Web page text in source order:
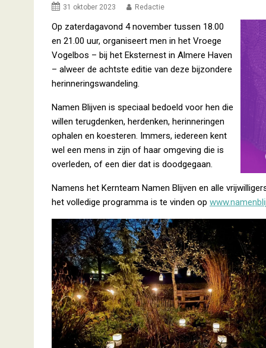
31 oktober 2023 Redactie
Op zaterdagavond 4 november tussen 18.00
en 21.00 uur, organiseert men in het Vroege
Vogelbos – bij het Eksternest in Almere Haven
– alweer de achtste editie van deze bijzondere
herinneringswandeling.
Namen Blijven is speciaal bedoeld voor hen die
willen terugdenken, herdenken, herinneringen
ophalen en koesteren. Immers, iedereen kent
wel een mens in zijn of haar omgeving die is
overleden, of een dier dat is doodgegaan.
Namens het Kernteam Namen Blijven en alle
het volledige programma is te vinden op